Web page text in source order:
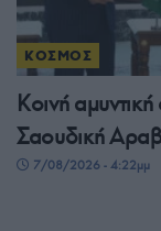
ΚΟΣΜΟΣ
Κοινή
Σαουδική
7/08/2026 - 4:22μμ